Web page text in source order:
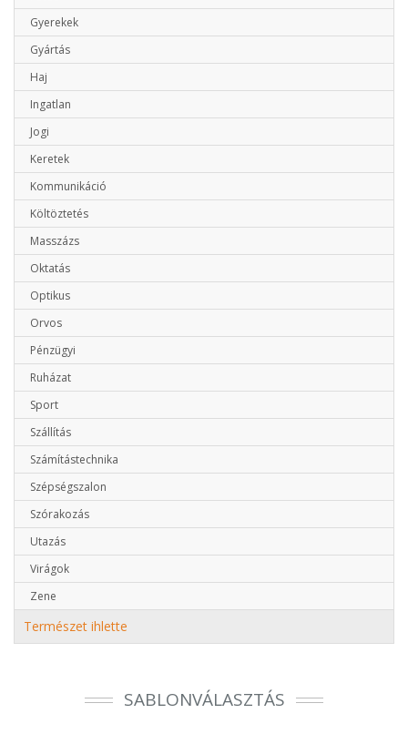
Gyerekek
Gyártás
Haj
Ingatlan
Jogi
Keretek
Kommunikáció
Költöztetés
Masszázs
Oktatás
Optikus
Orvos
Pénzügyi
Ruházat
Sport
Szállítás
Számítástechnika
Szépségszalon
Szórakozás
Utazás
Virágok
Zene
Természet ihlette
SABLONVÁLASZTÁS